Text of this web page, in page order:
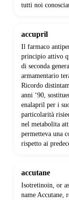
tutti noi
accupril
Il farmaco
principio attivo
di seconda
armamentario
Ricordo
anni ‘90,
enalapril per i
particolarità
nel metabolita
permetteva una
rispetto ai
accutane
Isotretinoin, or
name Accutane,